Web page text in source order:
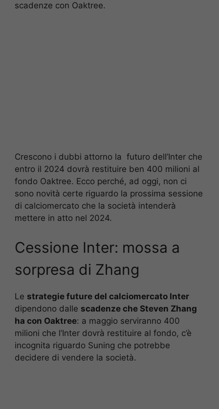
scadenze con Oaktree.
Crescono i dubbi attorno la futuro dell’Inter che
entro il 2024 dovrà restituire ben 400 milioni al
fondo Oaktree. Ecco perché, ad oggi, non ci
sono novità certe riguardo la prossima sessione
di calciomercato che la società intenderà
mettere in atto nel 2024.
Cessione Inter: mossa a
sorpresa di Zhang
Le strategie future del calciomercato Inter
dipendono dalle scadenze che Steven Zhang
ha con Oaktree: a maggio serviranno 400
milioni che l’Inter dovrà restituire al fondo, c’è
incognita riguardo Suning che potrebbe
decidere di vendere la società.